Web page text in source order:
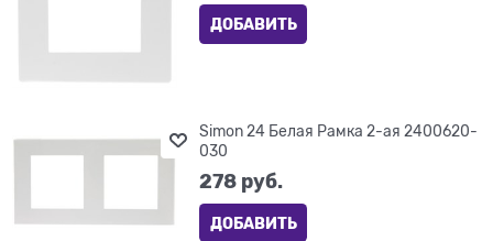
ДОБАВИТЬ
Simon 24 Белая Рамка 2-ая 2400620-
030
278 руб.
ДОБАВИТЬ